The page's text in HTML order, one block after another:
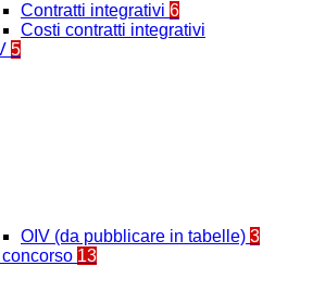
Contratti integrativi 6
Costi contratti integrativi
5
OIV (da pubblicare in tabelle) 3
13